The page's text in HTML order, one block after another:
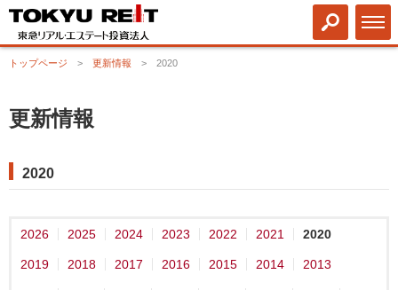
トップページ 更新情報 2020
更新情報
2020
2026 2025 2024 2023 2022 2021 2020
2019 2018 2017 2016 2015 2014 2013